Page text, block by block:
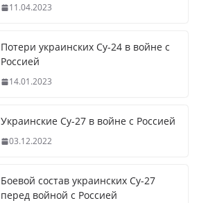
11.04.2023
Потери украинских Су-24 в войне с
Россией
14.01.2023
Украинские Су-27 в войне с Россией
03.12.2022
Боевой состав украинских Су-27
перед войной с Россией